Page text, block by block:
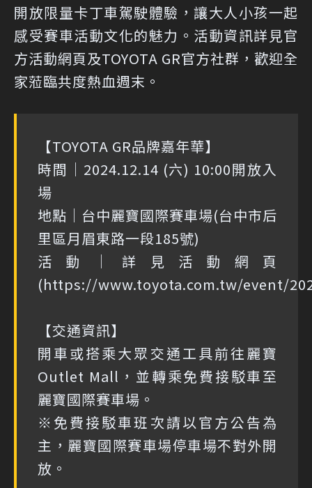
開放限量卡丁車駕駛體驗，讓大人小孩一起
感受賽車活動文化的魅力。活動資訊詳見官
方活動網頁及TOYOTA GR官方社群，歡迎全
家蒞臨共度熱血週末。
【TOYOTA GR品牌嘉年華】
時間｜2024.12.14 (六) 10:00開放入
場
地點｜台中麗寶國際賽車場(台中市后
里區月眉東路一段185號)
活動｜詳見活動網頁
(https://www.toyota.com.tw/event/
【交通資訊】
開車或搭乘大眾交通工具前往麗寶
Outlet Mall，並轉乘免費接駁車至
麗寶國際賽車場。
※免費接駁車班次請以官方公告為
主，麗寶國際賽車場停車場不對外開
放。